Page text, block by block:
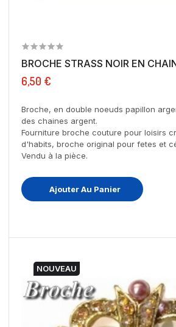
BROCHE STRASS NOIR EN
6,50 €
Broche, en double noeuds papillon
des chaines argent.
Fourniture broche couture pour loisirs
d'habits, broche original pour fetes et
Vendu à la pièce.
Ajouter Au Panier
NOUVEAU